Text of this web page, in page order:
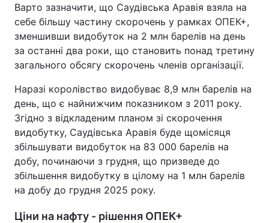
Варто зазначити, що Саудівська Аравія взяла на
себе більшу частину скорочень у рамках ОПЕК+,
зменшивши видобуток на 2 млн барелів на день
за останні два роки, що становить понад третину
загального обсягу скорочень членів організації.
Наразі королівство видобуває 8,9 млн барелів на
день, що є найнижчим показником з 2011 року.
Згідно з відкладеним планом зі скорочення
видобутку, Саудівська Аравія буде щомісяця
збільшувати видобуток на 83 000 барелів на
добу, починаючи з грудня, що призведе до
збільшення видобутку в цілому на 1 млн барелів
на добу до грудня 2025 року.
Ціни на нафту - рішення ОПЕК+